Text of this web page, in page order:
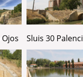
Sluis 30